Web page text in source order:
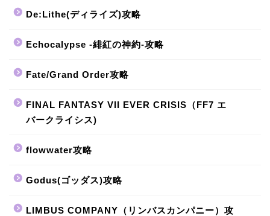
De:Lithe(ディライズ)攻略
Echocalypse -緋紅の神約-攻略
Fate/Grand Order攻略
FINAL FANTASY VII EVER CRISIS（FF7 エ
バークライシス)
flowwater攻略
Godus(ゴッダス)攻略
LIMBUS COMPANY（リンバスカンパニー）攻